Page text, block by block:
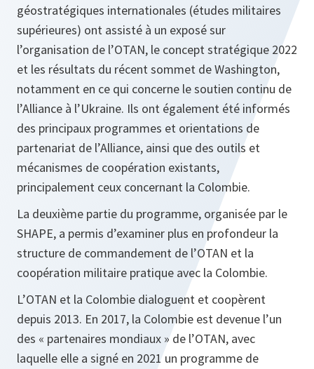
géostratégiques internationales (études militaires
supérieures) ont assisté à un exposé sur
l’organisation de l’OTAN, le concept stratégique 2022
et les résultats du récent sommet de Washington,
notamment en ce qui concerne le soutien continu de
l’Alliance à l’Ukraine. Ils ont également été informés
des principaux programmes et orientations de
partenariat de l’Alliance, ainsi que des outils et
mécanismes de coopération existants,
principalement ceux concernant la Colombie.
La deuxième partie du programme, organisée par le
SHAPE, a permis d’examiner plus en profondeur la
structure de commandement de l’OTAN et la
coopération militaire pratique avec la Colombie.
L’OTAN et la Colombie dialoguent et coopèrent
depuis 2013. En 2017, la Colombie est devenue l’un
des « partenaires mondiaux » de l’OTAN, avec
laquelle elle a signé en 2021 un programme de